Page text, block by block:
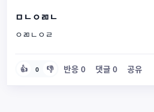
ㅁㄴㅇㄻㄴ
ㅇㄻㄴㅇㄹ
👍 0 👎 반응 0 댓글 0 공유